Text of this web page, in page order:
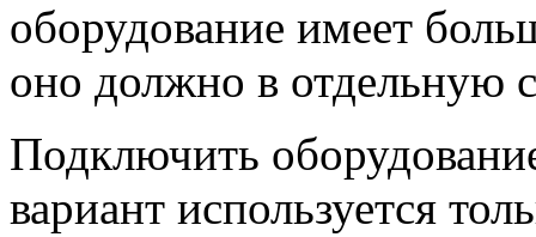
оборудование имеет
оно должно в отдельную
Подключить
вариант используется